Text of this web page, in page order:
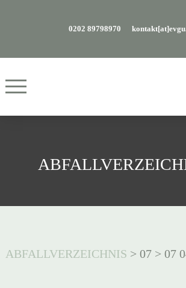
0202 89798970
ABFALLVERZEICHNIS > 07> 07